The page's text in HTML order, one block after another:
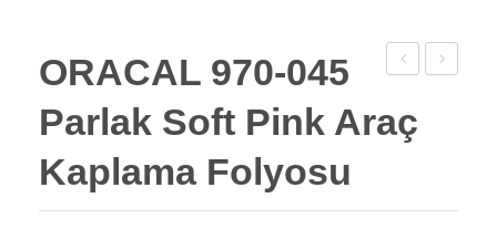
026
red Araç
ORACAL 970-045
Parlak Soft Pink Araç
Kaplama Folyosu